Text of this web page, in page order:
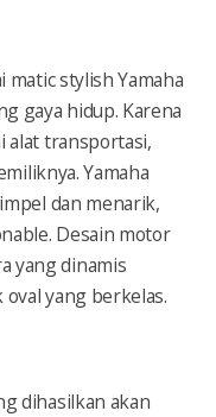
stylish Yamaha
gaya hidup. Karena
alat transportasi,
Yamaha
dan menarik,
Desain motor
yang dinamis
yang berkelas.
dihasilkan akan